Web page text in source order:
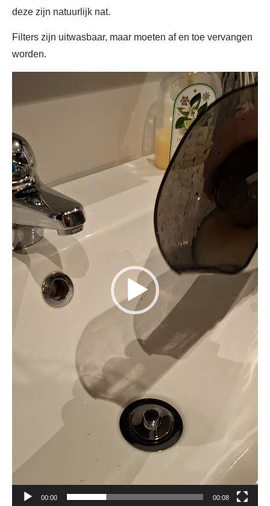
deze zijn natuurlijk nat.
Filters zijn uitwasbaar, maar moeten af en toe vervangen
worden.
00:00 00:08